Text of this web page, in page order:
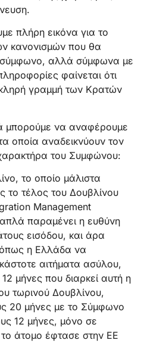
πλήρη εικόνα για το
κανονισμών που θα
σύμφωνο, αλλά σύμφωνα με
φαίνεται ότι
γραμμή των Κρατών
μπορούμε να αναφέρουμε
οποία αναδεικνύουν τον
του Συμφώνου:
το οποίο μάλιστα
το τέλος του Δουβλίνου
Management
παραμένει η ευθύνη
εισόδου, και άρα
η Ελλάδα να
αιτήματα ασύλου,
μήνες που διαρκεί αυτή η
τωρινού Δουβλίνου,
20 μήνες με το Σύμφωνο
12 μήνες, μόνο σε
άτομο έφτασε στην ΕΕ